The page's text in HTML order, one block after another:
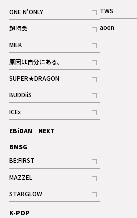
記事
ONE N’ONLY
記事
超特急
記事
M!LK
記事
原因は自分にある。
記事
SUPER★DRAGON
記事
BUDDiiS
記事
ICEx
記事
EBiDAN NEXT
BMSG
BE:FIRST
記事
ギャラリー
MAZZEL
記事
ギャラリー
STARGLOW
記事
記事
TWS
記事
aoen
記事
K-POP